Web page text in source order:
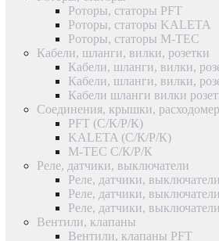
Роторы, статоры PFT
Роторы, статоры KALETA
Роторы, статоры M-TEC
Кабели, шланги, вилки, розетки
Кабели, шланги, вилки,
Кабели, шланги, вилки,
Кабели шланги вилки
Соединения, крышки,
PFT (С/К/Р/К)
KALETA (С/К/Р/К)
M-TEC С/К/Р/К
Реле, датчики, выключатели
Реле, датчики,
Реле, датчики,
Реле, датчики,
Вентили, клапаны
Вентили, клапаны PFT